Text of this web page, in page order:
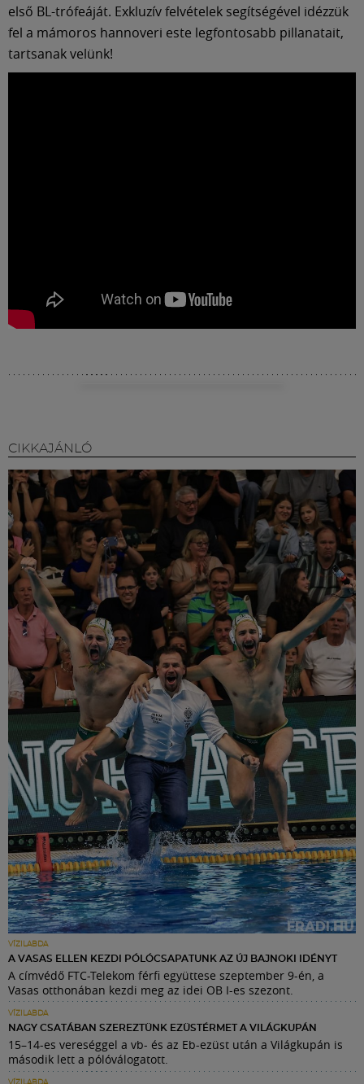
első BL-trófeáját. Exkluzív felvételek segítségével idézzük
fel a mámoros hannoveri este legfontosabb pillanatait,
tartsanak velünk!
CIKKAJÁNLÓ
VÍZILABDA
A VASAS ELLEN KEZDI PÓLÓCSAPATUNK AZ ÚJ BAJNOKI IDÉNYT
A címvédő FTC-Telekom férfi együttese szeptember 9-én, a
Vasas otthonában kezdi meg az idei OB I-es szezont.
VÍZILABDA
NAGY CSATÁBAN SZEREZTÜNK EZÜSTÉRMET A VILÁGKUPÁN
15–14-es vereséggel a vb- és az Eb-ezüst után a Világkupán is
második lett a pólóválogatott.